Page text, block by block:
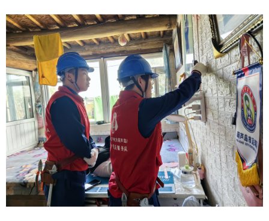
陕西 甘肃 青海 宁夏
新疆 内蒙古 黑龙江
多语种频道
English Español Français عربى
Русский язык 日本語 한국어
Deutsch Português